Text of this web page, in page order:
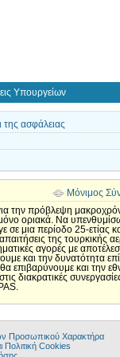
Υπουργείων
της ασφάλειας
Μόνιμος
την πρόβλεψη
οριακά. Να
μια περίοδο 25-ετίας
της
αγορές με
και την δυνατότητα
επιβαρύνουμε και την
διακρατικές
Προσωπικού Χαρακτήρα
Πολιτική Cookies